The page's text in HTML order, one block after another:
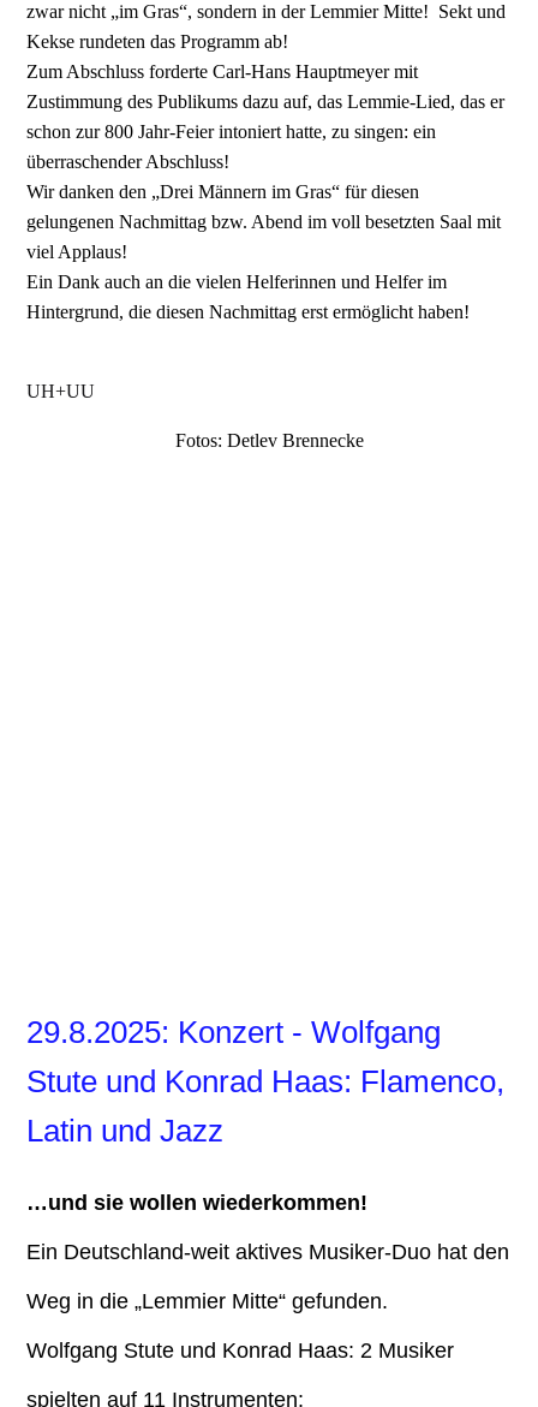
zwar nicht „im Gras“, sondern in der Lemmier Mitte! Sekt und
Kekse rundeten das Programm ab!
Zum Abschluss forderte Carl-Hans Hauptmeyer mit
Zustimmung des Publikums dazu auf, das Lemmie-Lied, das er
schon zur 800 Jahr-Feier intoniert hatte, zu singen: ein
überraschender Abschluss!
Wir danken den „Drei Männern im Gras“ für diesen
gelungenen Nachmittag bzw. Abend im voll besetzten Saal mit
viel Applaus!
Ein Dank auch an die vielen Helferinnen und Helfer im
Hintergrund, die diesen Nachmittag erst ermöglicht haben!
UH+UU
Fotos: Detlev Brennecke
29.8.2025: Konzert - Wolfgang
Stute und Konrad Haas: Flamenco,
Latin und Jazz
…und sie wollen wiederkommen!
Ein Deutschland-weit aktives Musiker-Duo hat den
Weg in die „Lemmier Mitte“ gefunden.
Wolfgang Stute und Konrad Haas: 2 Musiker
spielten auf 11 Instrumenten: